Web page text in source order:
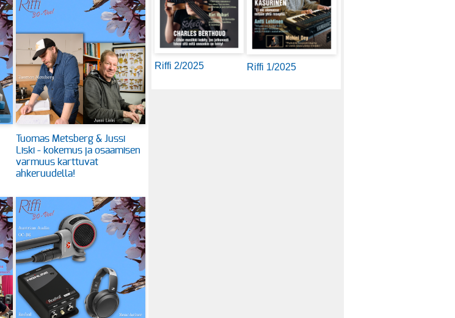
Tuomas Metsberg & Jussi
Liski - kokemus ja osaamisen
varmuus karttuvat
ahkeruudella!
Riffi 2/2025 Riffi 1/2025